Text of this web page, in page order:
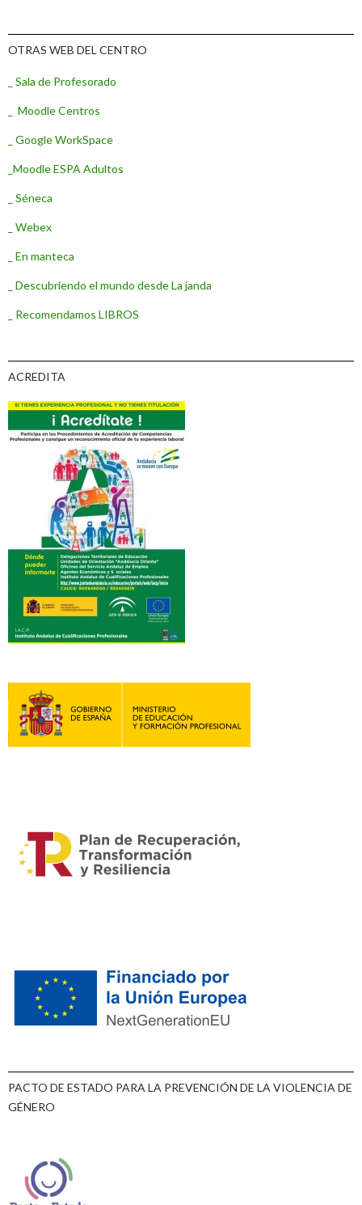
OTRAS WEB DEL CENTRO
_ Sala de Profesorado
_ Moodle Centros
_ Google WorkSpace
_Moodle ESPA Adultos
_ Séneca
_ Webex
_ En manteca
_ Descubriendo el mundo desde La janda
_ Recomendamos LIBROS
ACREDITA
PACTO DE ESTADO PARA LA PREVENCIÓN DE LA VIOLENCIA DE
GÉNERO